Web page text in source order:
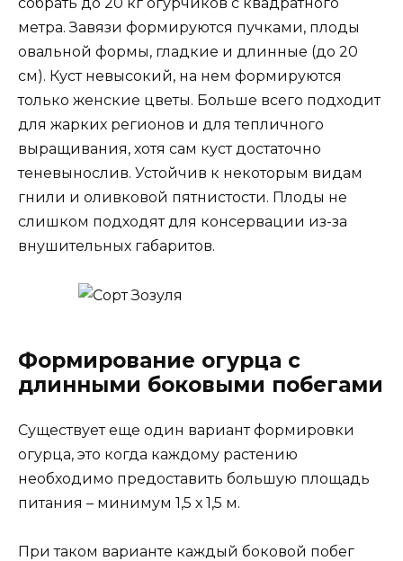
собрать до 20 кг огурчиков с квадратного
метра. Завязи формируются пучками, плоды
овальной формы, гладкие и длинные (до 20
см). Куст невысокий, на нем формируются
только женские цветы. Больше всего подходит
для жарких регионов и для тепличного
выращивания, хотя сам куст достаточно
теневынослив. Устойчив к некоторым видам
гнили и оливковой пятнистости. Плоды не
слишком подходят для консервации из-за
внушительных габаритов.
Формирование огурца с
длинными боковыми побегами
Существует еще один вариант формировки
огурца, это когда каждому растению
необходимо предоставить большую площадь
питания – минимум 1,5 х 1,5 м.
При таком варианте каждый боковой побег